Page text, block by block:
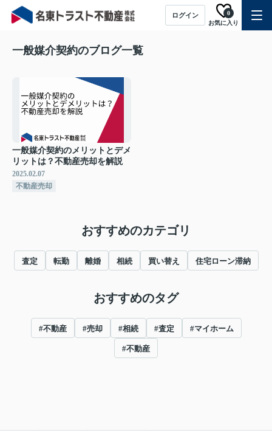
ログイン
お気に入り
0
一般媒介契約のブログ一覧
一般媒介契約のメリットとデメ
リットは？不動産売却を解説
2025.02.07
不動産売却
おすすめのカテゴリ
査定 転勤 離婚 相続 買い替え 住宅ローン滞納
おすすめのタグ
#不動産 #売却 #相続 #査定 #マイホーム
#不動産